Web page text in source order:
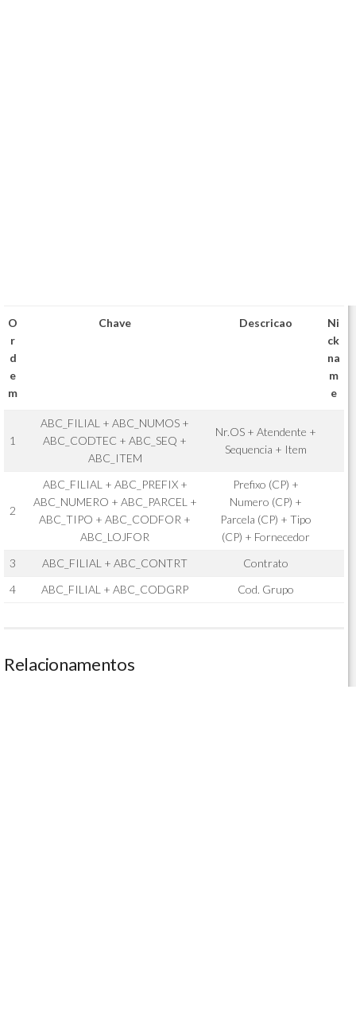
O
r
d
e
m
Chave Descricao
Ni
ck
na
m
e
1
ABC_FILIAL + ABC_NUMOS +
ABC_CODTEC + ABC_SEQ +
ABC_ITEM
Nr.OS + Atendente +
Sequencia + Item
2
ABC_FILIAL + ABC_PREFIX +
ABC_NUMERO + ABC_PARCEL +
ABC_TIPO + ABC_CODFOR +
ABC_LOJFOR
Prefixo (CP) +
Numero (CP) +
Parcela (CP) + Tipo
(CP) + Fornecedor
3
ABC_FILIAL + ABC_CONTRT
Contrato
4
ABC_FILIAL + ABC_CODGRP Cod. Grupo
Relacionamentos